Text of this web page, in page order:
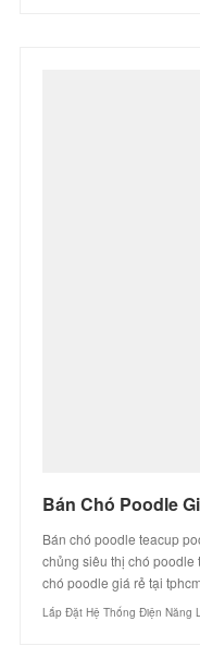
Bán chó poodle teacup
chủng siêu thị chó
chó poodle giá rẻ tại
Lắp Đặt Hệ Thống Điện Năng